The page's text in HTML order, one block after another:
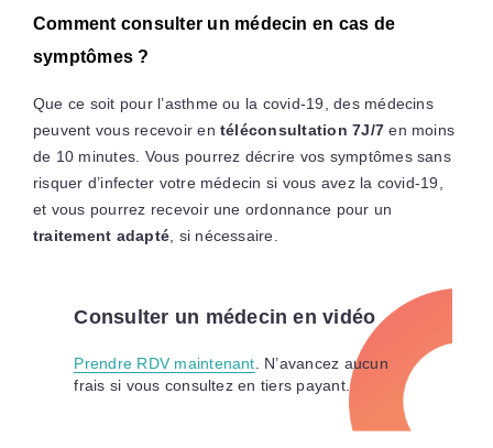
Comment consulter un médecin en cas de
symptômes ?
Que ce soit pour l’asthme ou la covid-19, des médecins
peuvent vous recevoir en téléconsultation 7J/7 en moins
de 10 minutes. Vous pourrez décrire vos symptômes sans
risquer d’infecter votre médecin si vous avez la covid-19,
et vous pourrez recevoir une ordonnance pour un
traitement adapté , si nécessaire.
Consulter un médecin en vidéo
Prendre RDV maintenant . N’avancez aucun
frais si vous consultez en tiers payant.